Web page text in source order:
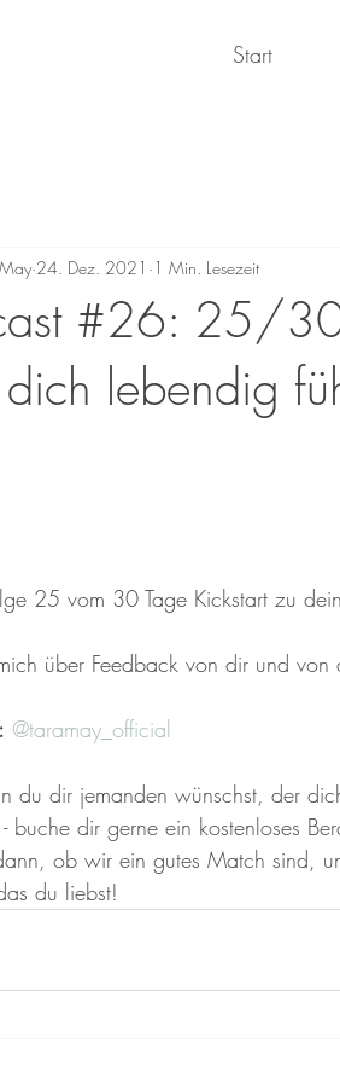
Start
#26: 25/30
dich lebendig
24. Dez. 2021 1 Min. Lesezeit
25 vom 30 Tage Kickstart zu
über Feedback von dir und von
@taramay_official
du dir jemanden wünschst, der
buche dir gerne ein kostenloses
ob wir ein gutes Match sind,
du liebst!